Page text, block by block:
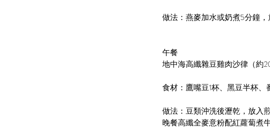
做法：燕麥加水或奶煮5分鐘，
午餐
地中海高纖雜豆雞肉沙律（約
食材：鷹嘴豆1杯、黑豆半杯
做法：豆類沖洗後瀝乾，放入
晚餐高纖全麥意粉配紅蘿蔔煮